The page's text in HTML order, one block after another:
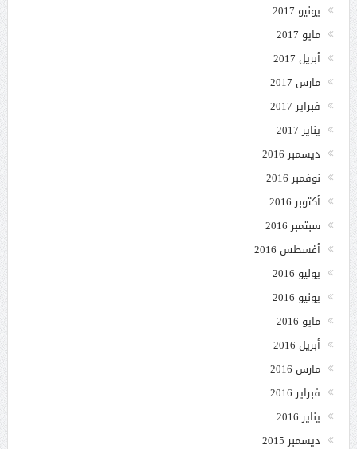
يونيو 2017
مايو 2017
أبريل 2017
مارس 2017
فبراير 2017
يناير 2017
ديسمبر 2016
نوفمبر 2016
أكتوبر 2016
سبتمبر 2016
أغسطس 2016
يوليو 2016
يونيو 2016
مايو 2016
أبريل 2016
مارس 2016
فبراير 2016
يناير 2016
ديسمبر 2015